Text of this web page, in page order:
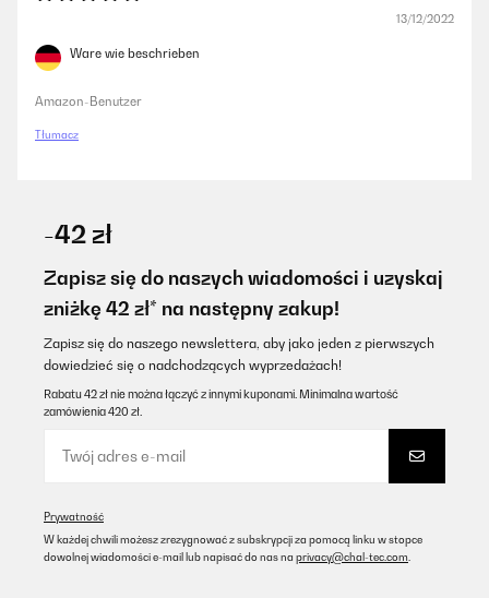
13/12/2022
Ware wie beschrieben
Amazon-Benutzer
Tłumacz
-42 zł
Zapisz się do naszych wiadomości i uzyskaj
zniżkę 42 zł* na następny zakup!
Zapisz się do naszego newslettera, aby jako jeden z pierwszych
dowiedzieć się o nadchodzących wyprzedażach!
Rabatu 42 zł nie można łączyć z innymi kuponami. Minimalna wartość
zamówienia 420 zł.
Prywatność
W każdej chwili możesz zrezygnować z subskrypcji za pomocą linku w stopce
dowolnej wiadomości e-mail lub napisać do nas na privacy@chal-tec.com